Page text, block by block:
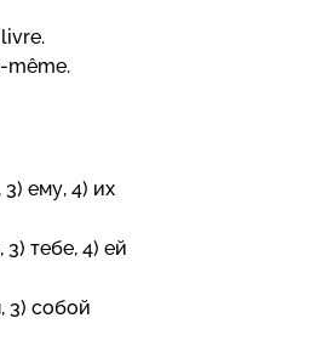
même.
3) ему, 4) их
3) тебе, 4) ей
3) собой